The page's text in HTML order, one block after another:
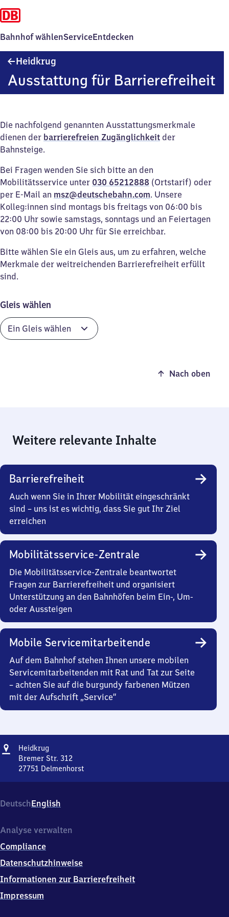
Bahnhof wählenServiceEntdecken
Heidkrug
Ausstattung für Barrierefreiheit
Die nachfolgend genannten Ausstattungsmerkmale
dienen der barrierefreien Zugänglichkeit der
Bahnsteige.
Bei Fragen wenden Sie sich bitte an den
Mobilitätsservice unter 030 65212888 (Ortstarif) oder
per E-Mail an msz@deutschebahn.com. Unsere
Kolleg:innen sind montags bis freitags von 06:00 bis
22:00 Uhr sowie samstags, sonntags und an Feiertagen
von 08:00 bis 20:00 Uhr für Sie erreichbar.
Bitte wählen Sie ein Gleis aus, um zu erfahren, welche
Merkmale der weitreichenden Barrierefreiheit erfüllt
sind.
Gleis wählen
Nach oben
Weitere relevante Inhalte
Barrierefreiheit
Auch wenn Sie in Ihrer Mobilität eingeschränkt
sind – uns ist es wichtig, dass Sie gut Ihr Ziel
erreichen
Mobilitätsservice-Zentrale
Die Mobilitätsservice-Zentrale beantwortet
Fragen zur Barrierefreiheit und organisiert
Unterstützung an den Bahnhöfen beim Ein-, Um-
oder Aussteigen
Mobile Servicemitarbeitende
Auf dem Bahnhof stehen Ihnen unsere mobilen
Servicemitarbeitenden mit Rat und Tat zur Seite
– achten Sie auf die burgundy farbenen Mützen
mit der Aufschrift „Service“
Adresse
Heidkrug
Bremer Str. 312
27751 Delmenhorst
Str.
312,
7
5
1
DeutschEnglish
Analyse verwalten
Compliance
Datenschutzhinweise
Informationen zur Barrierefreiheit
Impressum